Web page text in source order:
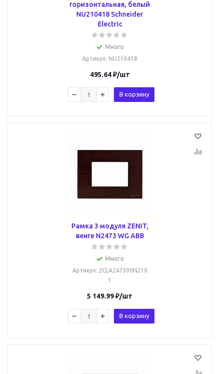
горизонтальная, белый
NU210418 Schneider
Electric
Много
Артикул: NU210418
495.64₽/шт
В корзину
Рамка 3 модуля ZENIT,
венге N2473 WG ABB
Много
Артикул: 2CLA247300N210
1
5 149.99₽/шт
В корзину